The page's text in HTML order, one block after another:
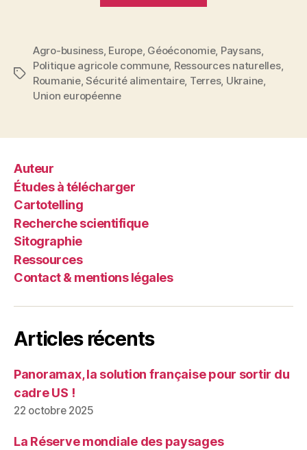
pas
de
paysans
Étiquettes
Agro-business, Europe, Géoéconomie, Paysans
Politique agricole commune, Ressources naturelles,
Roumanie,Sécurité alimentaire, Terres, Ukraine
Union européenne
Auteur
Études à télécharger
Cartotelling
Recherche scientifique
Sitographie
Ressources
Contact & mentions légales
Articles récents
Panoramax, la solution française pour sortir du
cadre US !
22 octobre 2025
La Réserve mondiale des paysages